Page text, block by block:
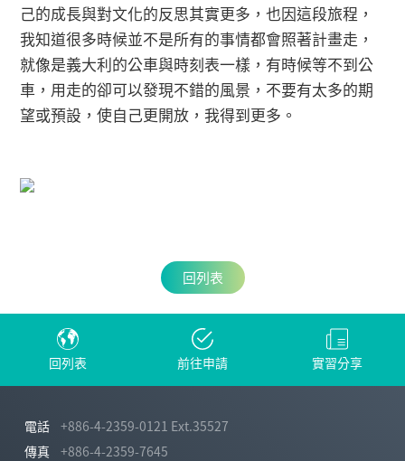
己的成長與對文化的反思其實更多，也因這段旅程，
我知道很多時候並不是所有的事情都會照著計畫走，
就像是義大利的公車與時刻表一樣，有時候等不到公
車，用走的卻可以發現不錯的風景，不要有太多的期
望或預設，使自己更開放，我得到更多。
回列表
回列表 前往申請 實習分享
電話
+886-4-2359-0121 Ext.35527
傳真
+886-4-2359-7645